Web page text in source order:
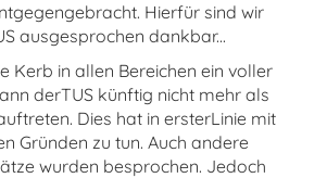
Hierfür sind wir
ausgesprochen dankbar...
Kerb in allen Bereichen ein voller
derTUS künftig nicht mehr als
Dies hat in ersterLinie mit
Gründen zu tun. Auch andere
wurden besprochen. Jedoch